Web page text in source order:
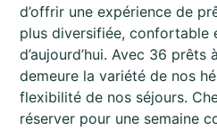
d’offrir une expérience de
plus diversifiée, confortable
d’aujourd’hui. Avec 36
demeure la variété de nos
flexibilité de nos séjours.
réserver pour une semaine